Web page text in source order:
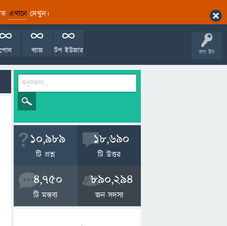
এখানেদেখুন।
লগ ইন
টপ ইউজার
ব্যাজ
পোল
10,989
টি প্রশ্ন
18,690
টি উত্তর
4,750
টি মন্তব্য
890,294
জন সদস্য